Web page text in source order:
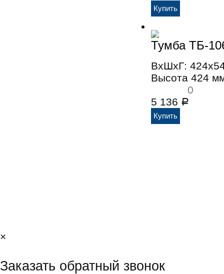
Тумба ТБ-
ВхШхГ:
Высота 424
0
5 136 Р
×
Заказать обратный звонок